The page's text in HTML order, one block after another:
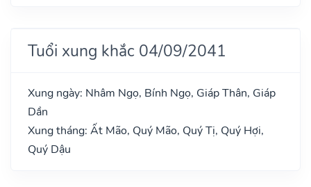
Tuổi xung khắc 04/09/2041
Xung ngày: Nhâm Ngọ, Bính Ngọ, Giáp Thân, Giáp
Dần
Xung tháng: Ất Mão, Quý Mão, Quý Tị, Quý Hợi,
Quý Dậu